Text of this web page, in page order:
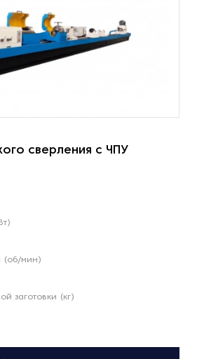
сверления с ЧПУ
(об/мин)
заготовки (кг)